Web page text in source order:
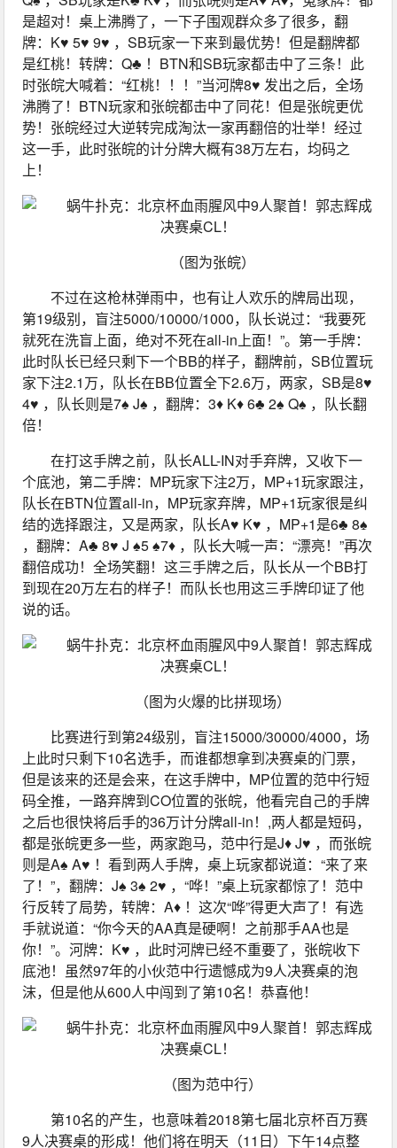
是超对！桌上沸腾了，一下子围观群众多了很多，翻
牌：K♥ 5♥ 9♥ ，SB玩家一下来到最优势！但是翻牌都
是红桃！转牌：Q♣ ！BTN和SB玩家都击中了三条！此
时张皖大喊着：“红桃！！！”当河牌8♥ 发出之后，全场
沸腾了！BTN玩家和张皖都击中了同花！但是张皖更优
势！张皖经过大逆转完成淘汰一家再翻倍的壮举！经过
这一手，此时张皖的计分牌大概有38万左右，均码之
上！
（图为张皖）
不过在这枪林弹雨中，也有让人欢乐的牌局出现，
第19级别，盲注5000/10000/1000，队长说过：“我要死
就死在洗盲上面，绝对不死在all-in上面！”。第一手牌：
此时队长已经只剩下一个BB的样子，翻牌前，SB位置玩
家下注2.1万，队长在BB位置全下2.6万，两家，SB是8♥
4♥ ，队长则是7♠ J♠ ，翻牌：3♦ K♦ 6♣ 2♠ Q♠ ，队长翻
倍！
在打这手牌之前，队长ALL-IN对手弃牌，又收下一
个底池，第二手牌：MP玩家下注2万，MP+1玩家跟注，
队长在BTN位置all-in，MP玩家弃牌，MP+1玩家很是纠
结的选择跟注，又是两家，队长A♥ K♥ ，MP+1是6♣ 8♠
，翻牌：A♣ 8♥ J ♠5 ♠7♦ ，队长大喊一声：“漂亮！”再次
翻倍成功！全场笑翻！这三手牌之后，队长从一个BB打
到现在20万左右的样子！而队长也用这三手牌印证了他
说的话。
（图为火爆的比拼现场）
比赛进行到第24级别，盲注15000/30000/4000，场
上此时只剩下10名选手，而谁都想拿到决赛桌的门票，
但是该来的还是会来，在这手牌中，MP位置的范中行短
码全推，一路弃牌到CO位置的张皖，他看完自己的手牌
之后也很快将后手的36万计分牌all-in！,两人都是短码，
都是张皖更多一些，两家跑马，范中行是J♦ J♥ ，而张皖
则是A♠ A♥ ！看到两人手牌，桌上玩家都说道：“来了来
了！”，翻牌：J♠ 3♠ 2♥ ，“哗！”桌上玩家都惊了！范中
行反转了局势，转牌：A♦ ！这次“哗”得更大声了！有选
手就说道：“你今天的AA真是硬啊！之前那手AA也是
你！”。河牌：K♥ ，此时河牌已经不重要了，张皖收下
底池！虽然97年的小伙范中行遗憾成为9人决赛桌的泡
沫，但是他从600人中闯到了第10名！恭喜他！
（图为范中行）
第10名的产生，也意味着2018第七届北京杯百万赛
9人决赛桌的形成！他们将在明天（11日）下午14点整